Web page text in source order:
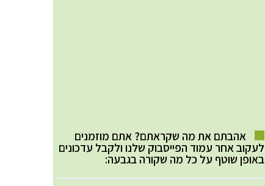
אהבתם את מה שקראתם? אתם מוזמנים
לעקוב אחר עמוד הפייסבוק שלנו ולקבל עדכונים
באופן שוטף על כל מה שקורה בגבעה: